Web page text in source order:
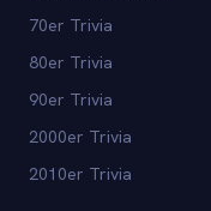
70er Trivia
80er Trivia
90er Trivia
2000er Trivia
2010er Trivia